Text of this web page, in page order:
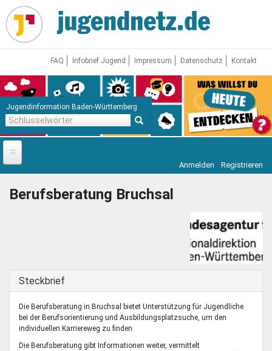
Direkt
zum
Inhalt
FAQ Infobrief Jugend Impressum Datenschutz Kontakt
Jugendinformation Baden-Württemberg
Startseite
News
Mentoren & Projekte
Schule & Beruf
Anmelden Registrieren
Berufsberatung Bruchsal
Ausblenden
Steckbrief
Die Berufsberatung in Bruchsal bietet Unterstützung für Jugendliche
bei der Berufsorientierung und Ausbildungsplatzsuche, um den
individuellen Karriereweg zu finden.
Die Berufsberatung gibt Informationen weiter, vermittelt